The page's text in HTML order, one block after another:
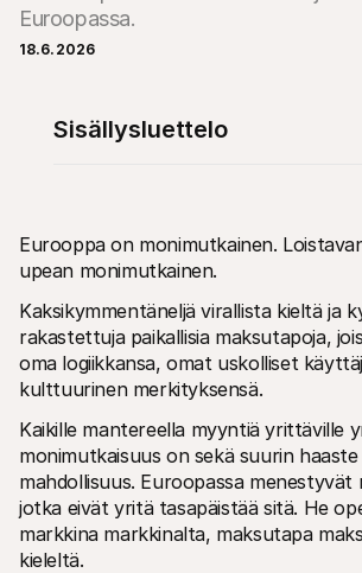
Kirjastot
Integroi Mollie käyttävalmiisiin kirjastoihin
Discord-yhteisö
Liity kehittäjäyhteisöömme
Tietoa Molliesta
Hinnoittelu
Katso hinnastomme
Meistä
Tutustu tarinaamme ja arvoihimme
Uutiset
Lue uusimmat Mollie-uutiset
Urat
Tule töihin meille - palkkaamme
uutta väkeä!
Ota yhteyttä
Ostajille
Selvitä, miksi Mollie näkyy tiliotteessasi
Euroopassa.
18.6.2026
Eurooppa on monimutkainen.
upean monimutkainen.
Kaksikymmentäneljä virallista kieltä ja
rakastettuja paikallisia maksutapoja,
oma logiikkansa, omat uskolliset
kulttuurinen merkityksensä.
Kaikille mantereella myyntiä yrittäville
monimutkaisuus on sekä suurin
mahdollisuus. Euroopassa
jotka eivät yritä tasapäistää sitä. He
markkina markkinalta, maksutapa
kieleltä.
Sisällysluettelo